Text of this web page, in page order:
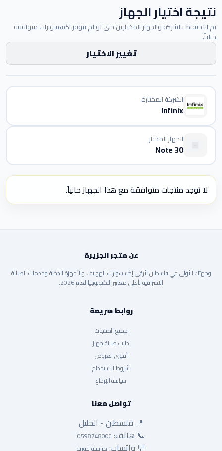
نتيجة اختيار الجهاز
تم الاحتفاظ بالشركة والجهاز المختارين حتى لو لم تتوفر اكسسوارات متوافقة
حالياً.
تغيير الاختيار
الشركة المختارة
Infinix
الجهاز المختار
Note 30
لا توجد منتجات متوافقة مع هذا الجهاز حالياً.
عن متجر الجزيرة
وجهتك الأولى في فلسطين لأرقى إكسسوارات الهواتف والأجهزة الذكية وخدمات الصيانة
الاحترافية بأعلى معايير التكنولوجيا لعام 2026.
روابط سريعة
جميع المنتجات
طلب صيانة جهاز
أقوى العروض
شروط الاستخدام
سياسة الإرجاع
تواصل معنا
📍 فلسطين - الخليل
📞 هاتف: 0598748000
💬 واتساب: مراسلة فورية